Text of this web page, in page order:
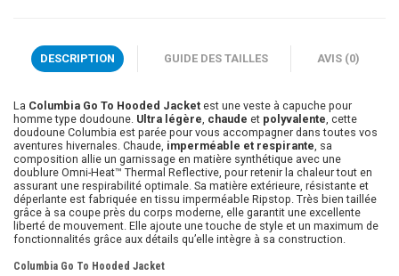
DESCRIPTION GUIDE DES TAILLES AVIS (0)
La Columbia Go To Hooded Jacket est une veste à capuche pour
homme type doudoune. Ultra légère, chaude et polyvalente, cette
doudoune Columbia est parée pour vous accompagner dans toutes vos
aventures hivernales. Chaude, imperméable et respirante, sa
composition allie un garnissage en matière synthétique avec une
doublure Omni-Heat™ Thermal Reflective, pour retenir la chaleur tout en
assurant une respirabilité optimale. Sa matière extérieure, résistante et
déperlante est fabriquée en tissu imperméable Ripstop. Très bien taillée
grâce à sa coupe près du corps moderne, elle garantit une excellente
liberté de mouvement. Elle ajoute une touche de style et un maximum de
fonctionnalités grâce aux détails qu’elle intègre à sa construction.
Columbia Go To Hooded Jacket